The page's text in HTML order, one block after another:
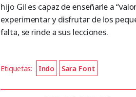
hijo Gil es capaz de enseñarle a
experimentar y disfrutar de los
falta, se rinde a sus lecciones.
Etiquetas: Indo Sara Font